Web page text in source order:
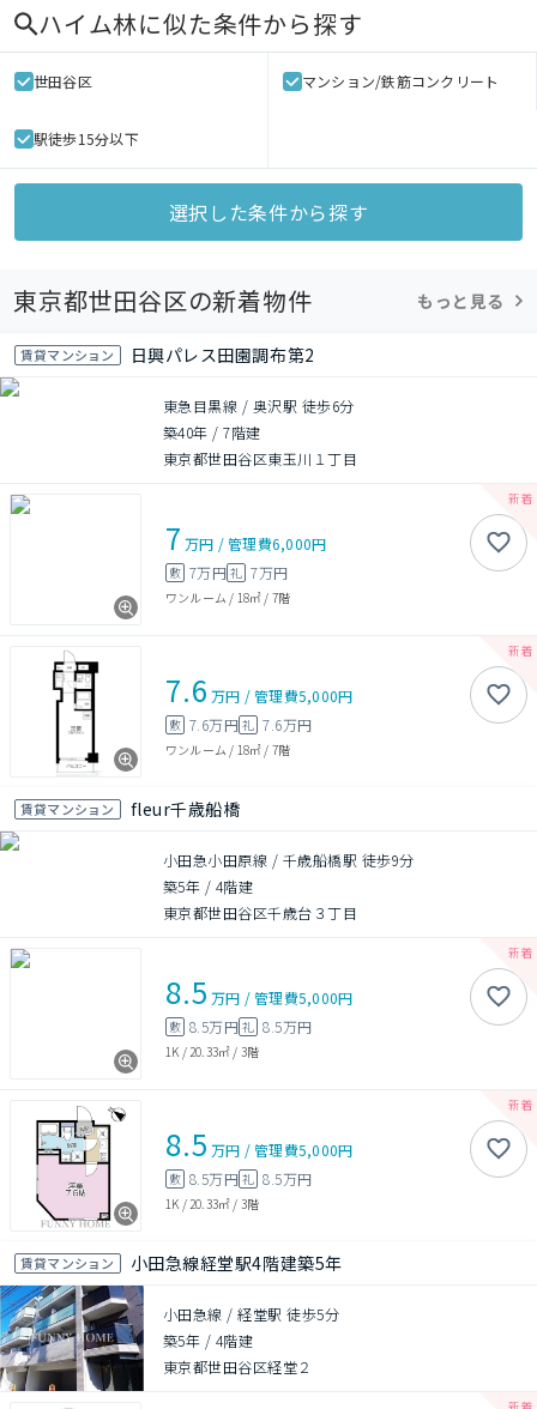
ハイム林に似た条件から探す
世田谷区 マンション/鉄筋コンクリート
駅徒歩15分以下
選択した条件から探す
東京都世田谷区の新着物件 もっと見る
賃貸マンション 日興パレス田園調布第2
東急目黒線 / 奥沢駅 徒歩6分
築40年 /7階建
東京都世田谷区東玉川１丁目
7 万円 /管理費6,000円
敷 7万円礼 7万円
ワンルーム / 18㎡ / 7階
7.6 万円 /管理費5,000円
敷 7.6万円礼 7.6万円
ワンルーム / 18㎡ / 7階
賃貸マンション fleur千歳船橋
小田急小田原線 / 千歳船橋駅 徒歩9分
築5年 / 4階建
東京都世田谷区千歳台３丁目
8.5 万円 /管理費5,000円
敷 8.5万円礼 8.5万円
1K / 20.33㎡ / 3階
8.5 万円 /管理費5,000円
敷 8.5万円礼 8.5万円
1K / 20.33㎡ / 3階
賃貸マンション 小田急線経堂駅4階建築5年
小田急線 / 経堂駅 徒歩5分
築5年 / 4階建
東京都世田谷区経堂２